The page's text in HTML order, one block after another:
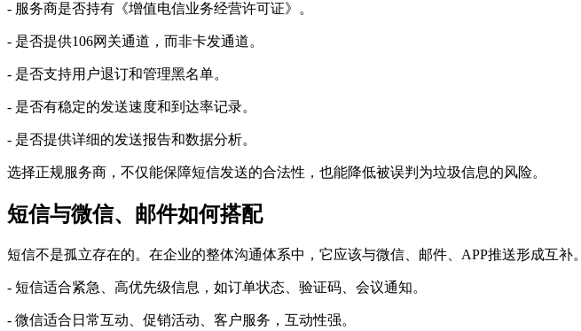
- 服务商是否持有《增值电信业务经营许可证》。
- 是否提供106网关通道，而非卡发通道。
- 是否支持用户退订和管理黑名单。
- 是否有稳定的发送速度和到达率记录。
- 是否提供详细的发送报告和数据分析。
选择正规服务商，不仅能保障短信发送的合法性，也能降低被误判为垃圾信息的风险。
短信与微信、邮件如何搭配
短信不是孤立存在的。在企业的整体沟通体系中，它应该与微信、邮件、APP推送形成互补。
- 短信适合紧急、高优先级信息，如订单状态、验证码、会议通知。
- 微信适合日常互动、促销活动、客户服务，互动性强。